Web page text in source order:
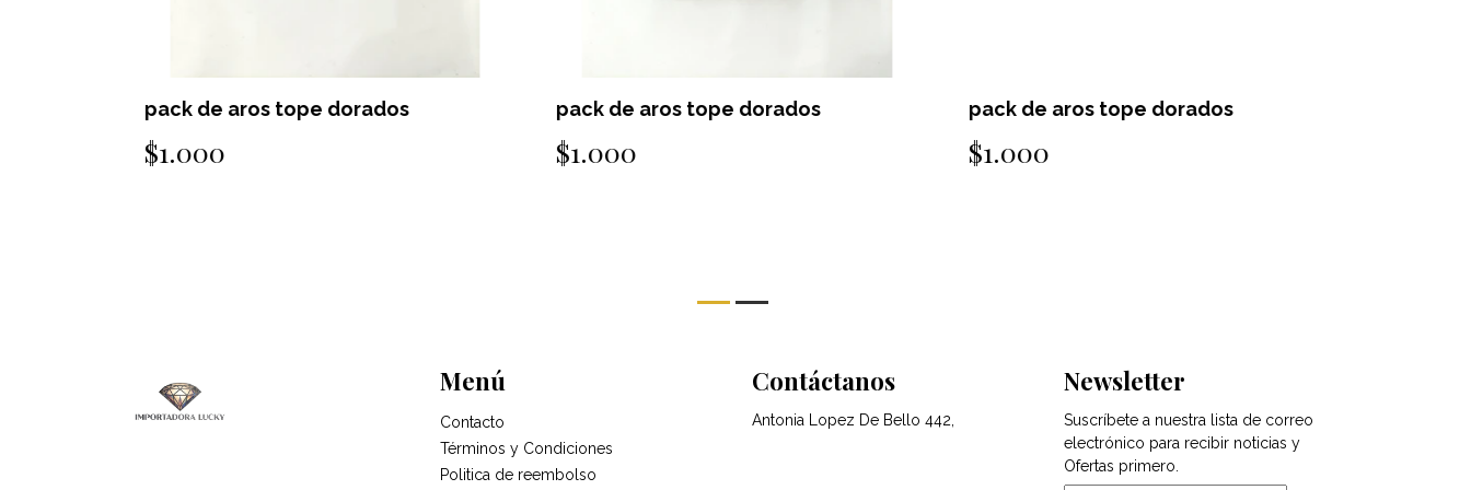
pack de aros tope dorados
$1.000
pack de aros tope dorados
$1.000
pack de aros tope dorados
$1.000
Menú
Contacto
Términos y Condiciones
Politica de reembolso
Contáctanos
Antonia Lopez De Bello 442,
Newsletter
Suscríbete a nuestra lista de correo
electrónico para recibir noticias y
Ofertas primero.